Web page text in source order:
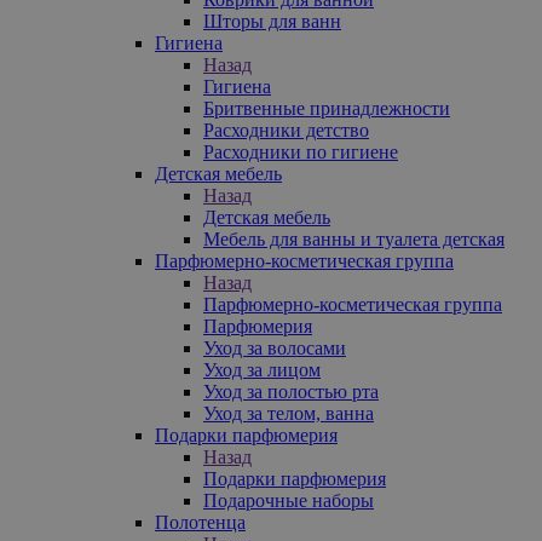
Шторы для ванн
Гигиена
Назад
Гигиена
Бритвенные принадлежности
Расходники детство
Расходники по гигиене
Детская мебель
Назад
Детская мебель
Мебель для ванны и туалета детская
Парфюмерно-косметическая группа
Назад
Парфюмерно-косметическая группа
Парфюмерия
Уход за волосами
Уход за лицом
Уход за полостью рта
Уход за телом, ванна
Подарки парфюмерия
Назад
Подарки парфюмерия
Подарочные наборы
Полотенца